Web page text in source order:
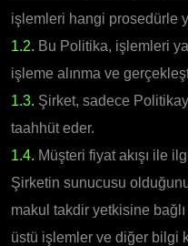
işlemleri hangi prosedürle
1.2. Bu Politika, işlemleri
işleme alınma ve
1.3. Şirket, sadece
taahhüt eder.
1.4. Müşteri fiyat akışı ile
Şirketin sunucusu
makul takdir yetkisine
üstü işlemler ve diğer bilgi